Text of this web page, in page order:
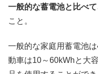
一般的な蓄電池と比べ
こと。
一般的な家庭用蓄電池
動車は10～60kWhと大